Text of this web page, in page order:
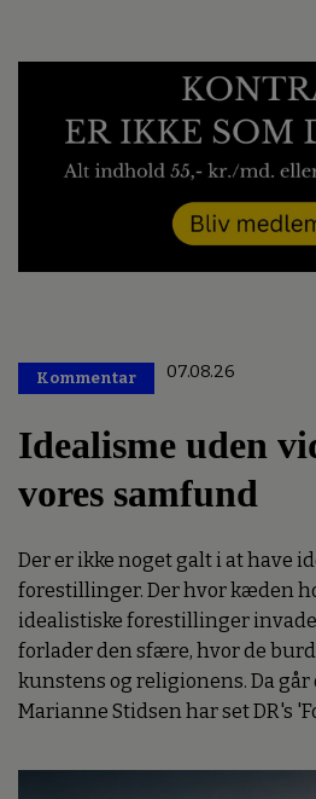
Kommentar 07.08.26
Idealisme uden
vores samfund
Der er ikke noget galt i at have
forestillinger. Der hvor kæden
idealistiske forestillinger
forlader den sfære, hvor de
kunstens og religionens. Da
Marianne Stidsen har set DR's